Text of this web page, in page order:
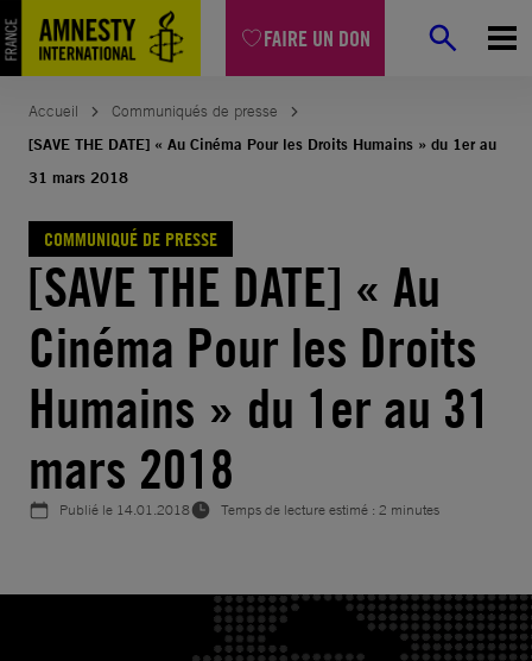
FAIRE UN DON
Aller
au
contenu
Accueil
Communiqués de presse
[SAVE THE DATE] « Au Cinéma Pour les Droits Humains » du 1er au
31 mars 2018
COMMUNIQUÉ DE PRESSE
[SAVE THE DATE] « Au
Cinéma Pour les Droits
Humains » du 1er au 31
mars 2018
Publié le 14.01.2018 Temps de lecture estimé : 2 minutes